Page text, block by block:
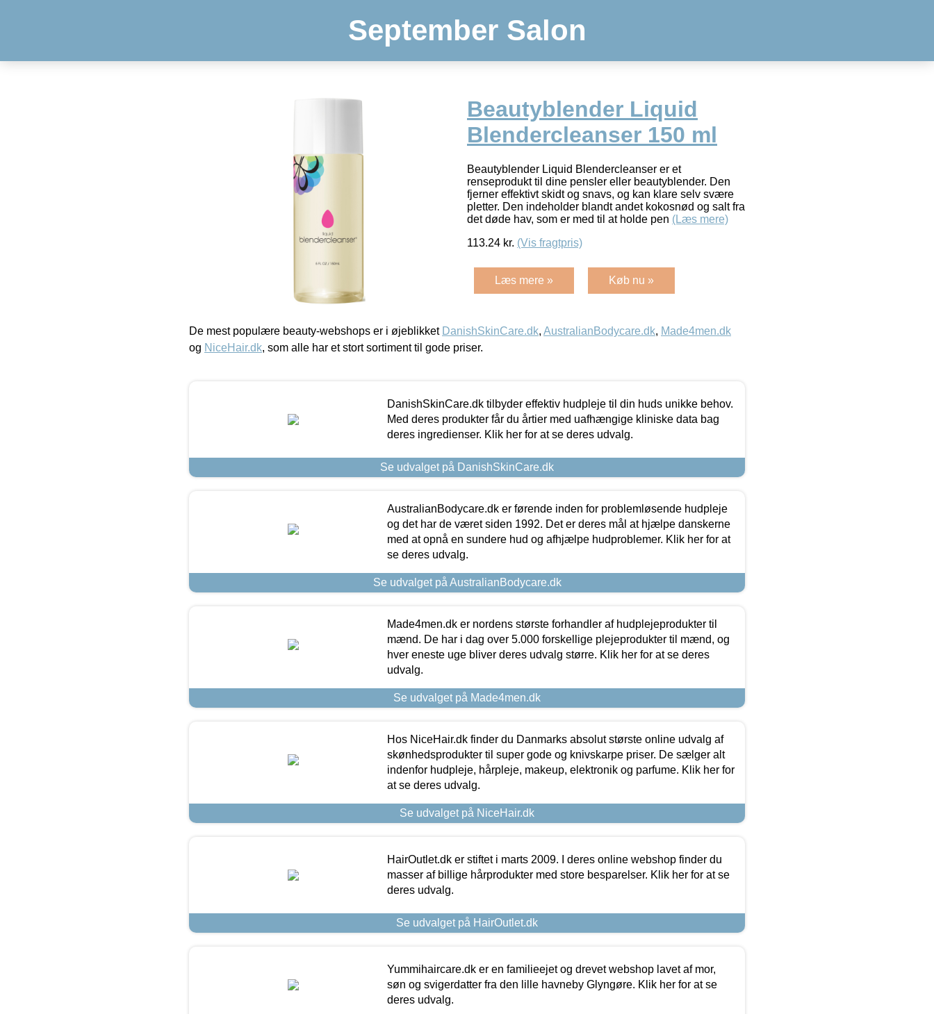
September Salon
Beautyblender Liquid
Blendercleanser 150 ml
Beautyblender Liquid Blendercleanser er et
renseprodukt til dine pensler eller beautyblender. Den
fjerner effektivt skidt og snavs, og kan klare selv svære
pletter. Den indeholder blandt andet kokosnød og salt fra
det døde hav, som er med til at holde pen (Læs mere)
113.24 kr. (Vis fragtpris)
Læs mere » Køb nu »
De mest populære beauty-webshops er i øjeblikket DanishSkinCare.dk, AustralianBodycare.dk, Made4men.dk
og NiceHair.dk, som alle har et stort sortiment til gode priser.
DanishSkinCare.dk tilbyder effektiv hudpleje til din huds unikke behov.
Med deres produkter får du årtier med uafhængige kliniske data bag
deres ingredienser. Klik her for at se deres udvalg.
Se udvalget på DanishSkinCare.dk
AustralianBodycare.dk er førende inden for problemløsende hudpleje
og det har de været siden 1992. Det er deres mål at hjælpe danskerne
med at opnå en sundere hud og afhjælpe hudproblemer. Klik her for at
se deres udvalg.
Se udvalget på AustralianBodycare.dk
Made4men.dk er nordens største forhandler af hudplejeprodukter til
mænd. De har i dag over 5.000 forskellige plejeprodukter til mænd, og
hver eneste uge bliver deres udvalg større. Klik her for at se deres
udvalg.
Se udvalget på Made4men.dk
Hos NiceHair.dk finder du Danmarks absolut største online udvalg af
skønhedsprodukter til super gode og knivskarpe priser. De sælger alt
indenfor hudpleje, hårpleje, makeup, elektronik og parfume. Klik her for
at se deres udvalg.
Se udvalget på NiceHair.dk
HairOutlet.dk er stiftet i marts 2009. I deres online webshop finder du
masser af billige hårprodukter med store besparelser. Klik her for at se
deres udvalg.
Se udvalget på HairOutlet.dk
Yummihaircare.dk er en familieejet og drevet webshop lavet af mor,
søn og svigerdatter fra den lille havneby Glyngøre. Klik her for at se
deres udvalg.